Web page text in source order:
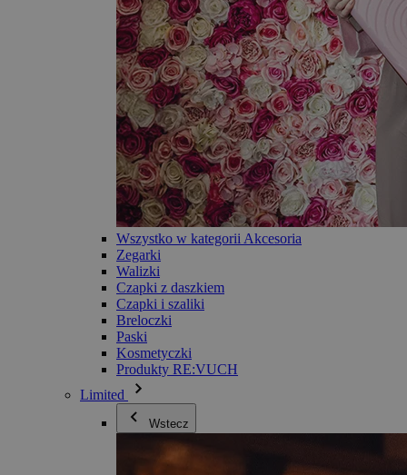
Wszystko w kategorii Akcesoria
Zegarki
Walizki
Czapki z daszkiem
Czapki i szaliki
Breloczki
Paski
Kosmetyczki
Produkty RE:VUCH
Limited
Wstecz